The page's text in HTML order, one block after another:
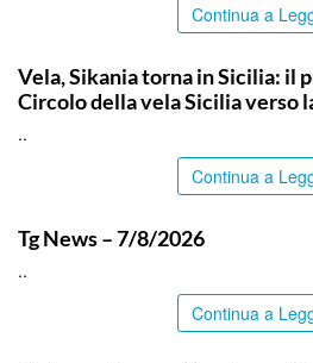
Continua a
Vela, Sikania torna in Sicilia: il
Circolo della vela Sicilia verso
..
Continua a
Tg News – 7/8/2026
..
Continua a